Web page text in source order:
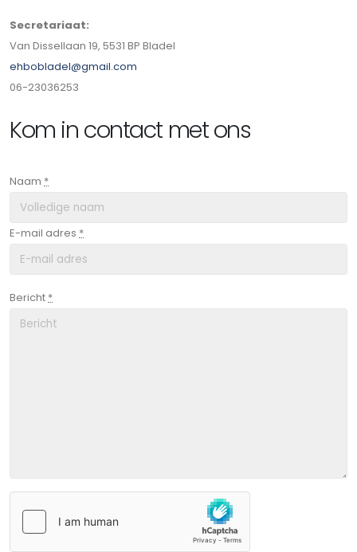
Secretariaat:
Van Dissellaan 19, 5531 BP Bladel
ehbobladel@gmail.com
06-23036253
Kom in contact met ons
Naam *
E-mail adres *
Bericht *